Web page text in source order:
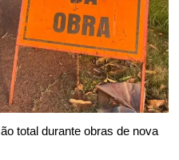
total durante obras de nova